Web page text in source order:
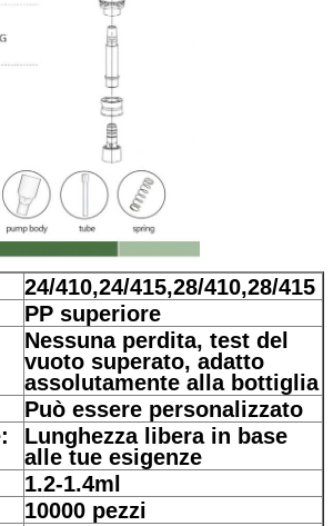
24/410,24/415,28/410,28/415
PP superiore
Nessuna perdita, test del
vuoto superato, adatto
assolutamente alla bottiglia
Può essere personalizzato
Lunghezza libera in base
alle tue esigenze
1.2-1.4ml
10000 pezzi